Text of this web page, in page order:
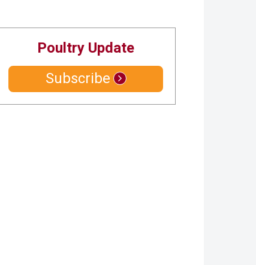
Poultry Update
Subscribe